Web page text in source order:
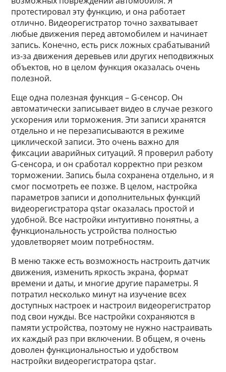
протестировал эту функцию, и она работает
отлично. Видеорегистратор точно захватывает
любые движения перед автомобилем и начинает
запись. Конечно, есть риск ложных срабатываний
из-за движения деревьев или других неподвижных
объектов, но в целом функция оказалась очень
полезной.
Еще одна полезная функция – G-сенсор. Он
автоматически записывает видео в случае резкого
ускорения или торможения. Эти записи хранятся
отдельно и не перезаписываются в режиме
циклической записи. Это очень важно для
фиксации аварийных ситуаций. Я проверил работу
G-сенсора, и он сработал корректно при резком
торможении. Запись была сохранена отдельно, и я
смог посмотреть ее позже. В целом, настройка
параметров записи и дополнительных функций
видеорегистратора qstar оказалась простой и
удобной. Все настройки интуитивно понятны, а
функциональность устройства полностью
удовлетворяет моим потребностям.
В меню также есть возможность настроить датчик
движения, изменить яркость экрана, формат
времени и даты, и многие другие параметры. Я
потратил несколько минут на изучение всех
доступных настроек и настроил видеорегистратор
под свои нужды. Все настройки сохраняются в
памяти устройства, поэтому не нужно настраивать
их каждый раз при включении. В общем, я очень
доволен функциональностью и удобством
настройки видеорегистратора qstar.